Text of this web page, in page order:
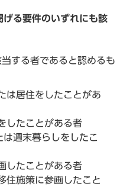
る要件のいずれにも該
する者であると認めるも
は居住をしたことがあ
したことがある者
週末暮らしをしたこ
したことがある者
住施策に参画したこと